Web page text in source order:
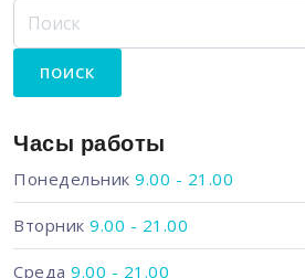
Часы работы
Понедельник 9.00 - 21.00
Вторник 9.00 - 21.00
Среда 9.00 - 21.00